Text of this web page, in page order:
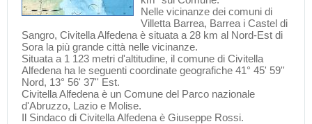
Nelle vicinanze dei comuni di
Villetta Barrea, Barrea i Castel di
Sangro, Civitella Alfedena è situata a 28 km al Nord-Est di
Sora la più grande città nelle vicinanze.
Situata a 1 123 metri d'altitudine, il comune di Civitella
Alfedena ha le seguenti coordinate geografiche 41° 45' 59''
Nord, 13° 56' 37'' Est.
Civitella Alfedena è un Comune del Parco nazionale
d'Abruzzo, Lazio e Molise.
Il Sindaco di Civitella Alfedena è Giuseppe Rossi.